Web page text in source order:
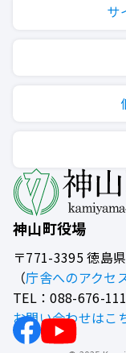
神山町役場
〒771-3395徳島
（庁舎へのアクセ
TEL：088-676-
お問い合わせはこ
サ